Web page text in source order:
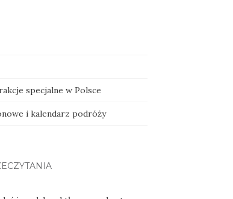
specjalne w Polsce
i kalendarz podróży